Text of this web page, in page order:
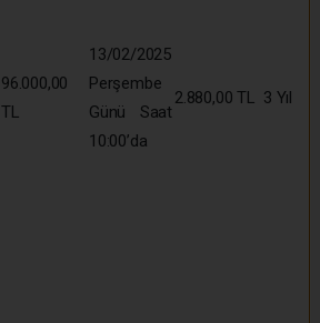
96.000,00
TL
13/02/2025
Perşembe
Günü Saat
10:00’da
2.880,00 TL 3 Yıl